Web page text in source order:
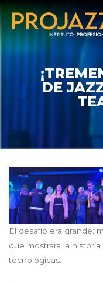
DE
El desafío era grande:
que mostrara la
tecnológicas.